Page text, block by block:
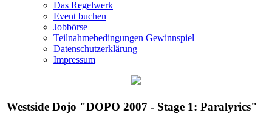
Das Regelwerk
Event buchen
Jobbörse
Teilnahmebedingungen Gewinnspiel
Datenschutzerklärung
Impressum
Westside Dojo "DOPO 2007 - Stage 1: Paralyrics"